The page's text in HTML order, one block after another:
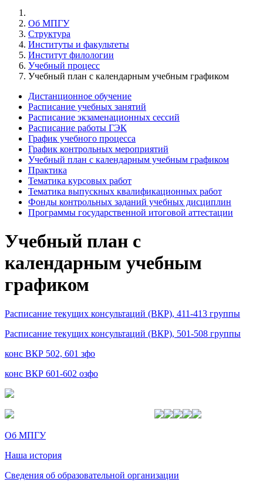
Об МПГУ
Структура
Институты и факультеты
Институт филологии
Учебный процесс
Учебный план с календарным учебным графиком
Дистанционное обучение
Расписание учебных занятий
Расписание экзаменационных сессий
Расписание работы ГЭК
График учебного процесса
График контрольных мероприятий
Учебный план с календарным учебным графиком
Практика
Тематика курсовых работ
Тематика выпускных квалификационных работ
Фонды контрольных заданий учебных дисциплин
Программы государственной итоговой аттестации
Учебный план с
календарным учебным
графиком
Расписание текущих консультаций (ВКР), 411-413 группы
Расписание текущих консультаций (ВКР), 501-508 группы
конс ВКР 502, 601 зфо
конс ВКР 601-602 озфо
Об МПГУ
Наша история
Сведения об образовательной организации